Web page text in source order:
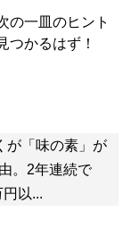
の一皿のヒント
つかるはず！
が「味の素」が
。2年連続で
円以...